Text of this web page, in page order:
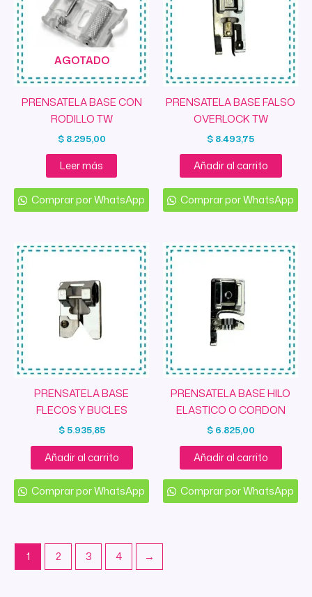
AGOTADO
PRENSATELA BASE CON
RODILLO TW
$8.295,00
Leer más
Comprar por WhatsApp
PRENSATELA BASE FALSO
OVERLOCK TW
$ 8.493,75
Añadir al carrito
Comprar por WhatsApp
PRENSATELA BASE
FLECOS Y BUCLES
$5.935,85
Añadir al carrito
Comprar por WhatsApp
PRENSATELA BASE HILO
ELASTICO O CORDON
$6.825,00
Añadir al carrito
Comprar por WhatsApp
1 2 3 4 →